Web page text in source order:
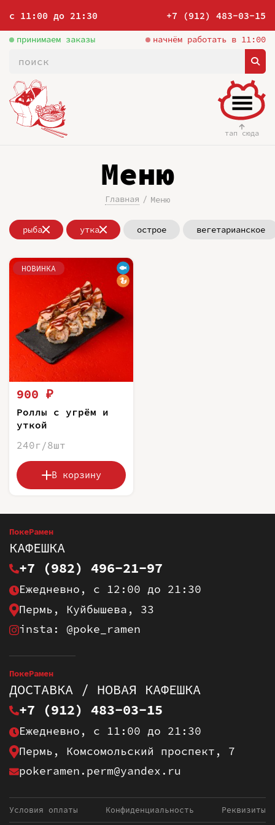
с 11:00 до 21:30 +7 (912) 483-03-15
принимаем заказы начнём работать в 11:00
тап сюда
Меню
Главная Меню
рыба утка острое вегетарианское
НОВИНКА
900 ₽
Роллы с угрём и
уткой
240г/8шт
В корзину
ПокеРамен
КАФЕШКА
+7 (982) 496-21-97
Ежедневно, с 12:00 до 21:30
Пермь, Куйбышева, 33
insta: @poke_ramen
ПокеРамен
ДОСТАВКА / НОВАЯ КАФЕШКА
+7 (912) 483-03-15
Ежедневно, с 11:00 до 21:30
Пермь, Комсомольский проспект, 7
pokeramen.perm@yandex.ru
Условия оплаты Конфиденциальность Реквизиты